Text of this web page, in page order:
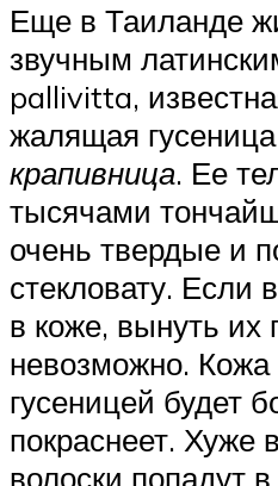
Еще в Таиланде
звучным
pallivitta,
жалящая
крапивница. Ее
тысячами
очень твердые и
стекловату. Если
в коже, вынуть их
невозможно. Кожа
гусеницей будет
покраснеет. Хуже
волоски попадут